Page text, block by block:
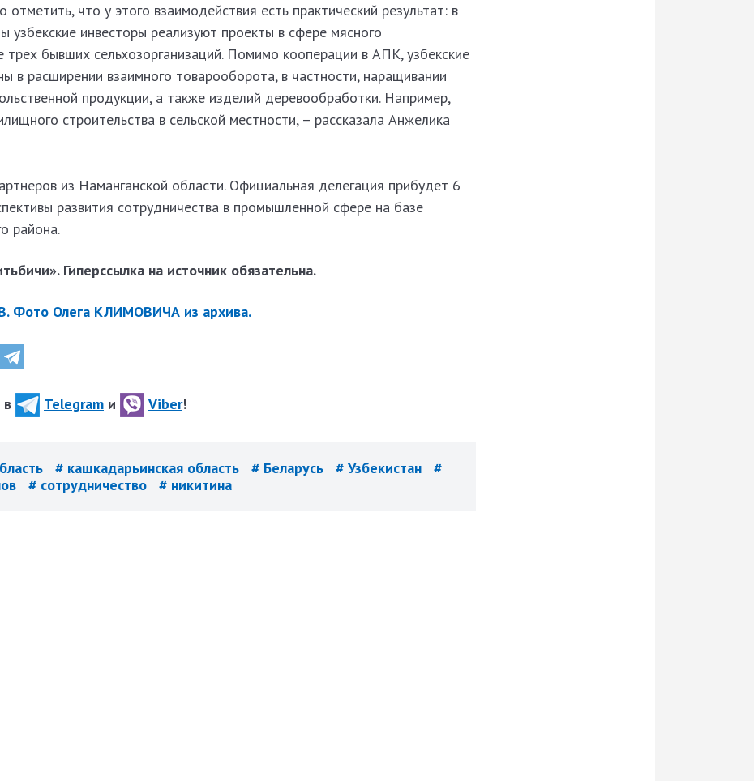
что у этого взаимодействия есть практический результат: в
узбекские инвесторы реализуют проекты в сфере мясного
трех бывших сельхозорганизаций. Помимо кооперации в АПК, узбекские
в расширении взаимного товарооборота, в частности, наращивании
продукции, а также изделий деревообработки. Например,
строительства в сельской местности, – рассказала Анжелика
из Наманганской области. Официальная делегация прибудет 6
развития сотрудничества в промышленной сфере на базе
района.
Гиперссылка на источник обязательна.
Фото Олега КЛИМОВИЧА из архива.
в Telegram и Viber!
# кашкадарьинская область # Беларусь # Узбекистан
#
# сотрудничество # никитина